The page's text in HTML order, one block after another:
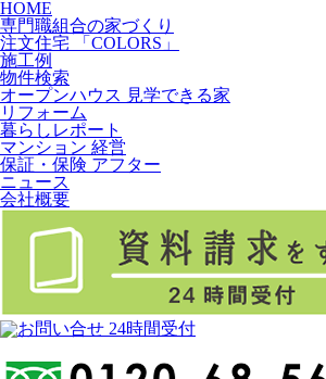
HOME
専門職組合の家づくり
注文住宅 「COLORS」
施工例
物件検索
オープンハウス 見学できる家
リフォーム
暮らしレポート
マンション 経営
保証・保険 アフター
ニュース
会社概要